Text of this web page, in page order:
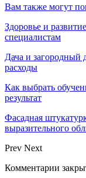
Вам также могут
Здоровье и
специалистам
Дача и загородный
расходы
Как выбрать
результат
Фасадная
выразительного
Prev Next
Комментарии